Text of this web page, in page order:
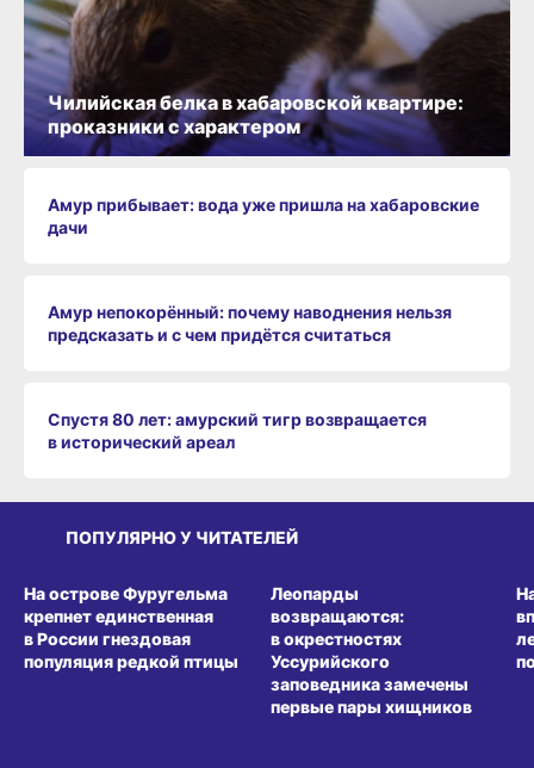
Амур прибывает: вода уже пришла на хабаровские
дачи
Амур непокорённый: почему наводнения нельзя
предсказать и с чем придётся считаться
Спустя 80 лет: амурский тигр возвращается
в исторический ареал
Чилийская белка в хабаровской квартире:
проказники с характером
ПОПУЛЯРНО У ЧИТАТЕЛЕЙ
На острове Фуругельма
крепнет единственная
в России гнездовая
популяция редкой птицы
Леопарды
возвращаются:
в окрестностях
Уссурийского
заповедника замечены
первые пары хищников